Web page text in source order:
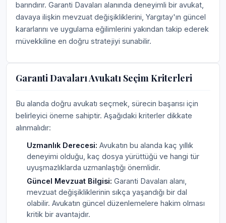
barındırır. Garanti Davaları alanında deneyimli bir avukat,
davaya ilişkin mevzuat değişikliklerini, Yargıtay'ın güncel
kararlarını ve uygulama eğilimlerini yakından takip ederek
müvekkiline en doğru stratejiyi sunabilir.
Garanti Davaları Avukatı Seçim Kriterleri
Bu alanda doğru avukatı seçmek, sürecin başarısı için
belirleyici öneme sahiptir. Aşağıdaki kriterler dikkate
alınmalıdır:
Uzmanlık Derecesi: Avukatın bu alanda kaç yıllık
deneyimi olduğu, kaç dosya yürüttüğü ve hangi tür
uyuşmazlıklarda uzmanlaştığı önemlidir.
Güncel Mevzuat Bilgisi: Garanti Davaları alanı,
mevzuat değişikliklerinin sıkça yaşandığı bir dal
olabilir. Avukatın güncel düzenlemelere hakim olması
kritik bir avantajdır.